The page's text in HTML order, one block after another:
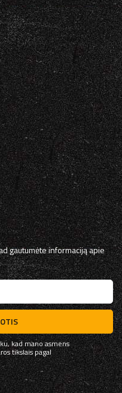
gautumėte informaciją apie
kad mano asmens
tikslais pagal